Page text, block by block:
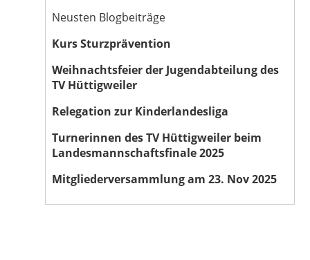
Neusten Blogbeiträge
Kurs Sturzprävention
Weihnachtsfeier der Jugendabteilung des
TV Hüttigweiler
Relegation zur Kinderlandesliga
Turnerinnen des TV Hüttigweiler beim
Landesmannschaftsfinale 2025
Mitgliederversammlung am 23. Nov 2025